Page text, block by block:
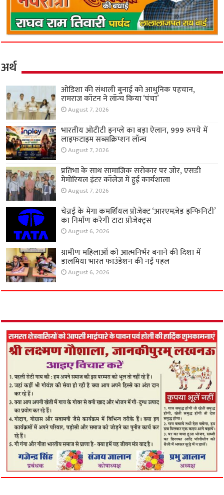
अर्थ
ओडिशा की संथाली बुनाई को आधुनिक पहचान,
रामराज कॉटन ने लॉन्च किया ‘पंचा’
August 7, 2026
भारतीय ओटीटी इनप्ले का बड़ा ऐलान, 999 रुपये में
लाइफटाइम सब्सक्रिप्शन लॉन्च
August 7, 2026
प्रतिभा के साथ सामाजिक सरोकार पर जोर, एसडी
मेमोरियल इंटर कॉलेज में हुई कार्यशाला
August 7, 2026
चेन्नई के मेगा कमर्शियल प्रोजेक्ट ‘आरएमज़ेड इन्फिनिटी’
का निर्माण करेगी टाटा प्रोजेक्ट्स
August 6, 2026
ग्रामीण महिलाओं को आत्मनिर्भर बनाने की दिशा में
डालमिया भारत फाउंडेशन की नई पहल
August 6, 2026